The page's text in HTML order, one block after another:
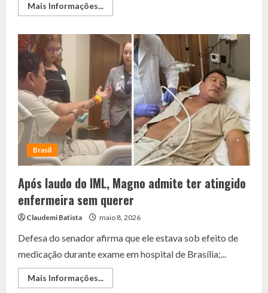
Mais Informações...
more
alerta
para
chuvas
intensas
em
municípios
de
Pernambuco
Brasil
Após laudo do IML, Magno admite ter atingido
enfermeira sem querer
Claudemi Batista maio 8, 2026
Defesa do senador afirma que ele estava sob efeito de
medicação durante exame em hospital de Brasília;...
Mais Informações...
more